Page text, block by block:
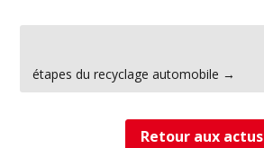
étapes du recyclage automobile →
Retour aux actus